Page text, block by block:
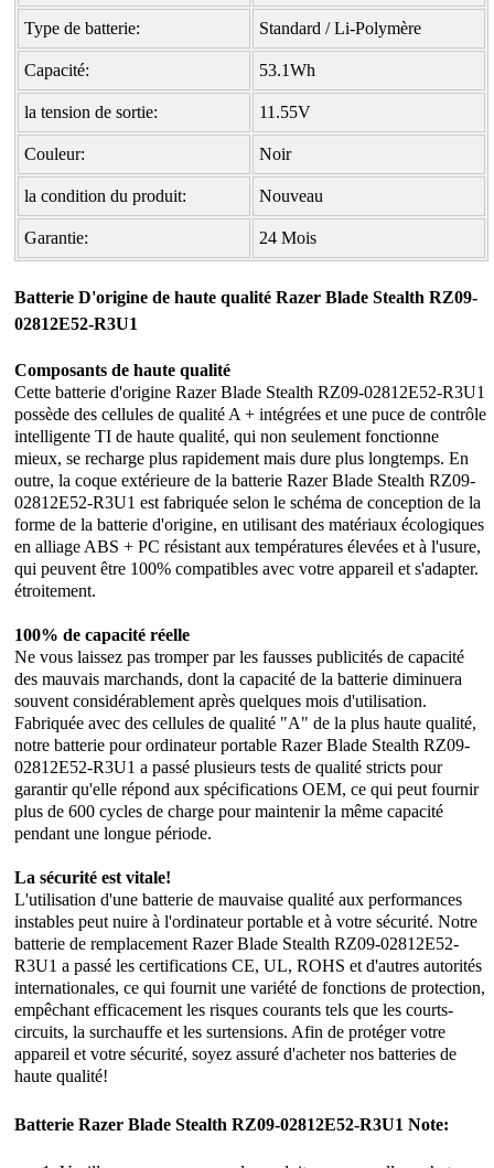
Type de batterie: Standard / Li-Polymère
Capacité: 53.1Wh
la tension de sortie: 11.55V
Couleur: Noir
la condition du produit: Nouveau
Garantie: 24 Mois
Batterie D'origine de haute qualité Razer Blade Stealth RZ09-
02812E52-R3U1
Composants de haute qualité
Cettebatterie d'origine Razer Blade Stealth RZ09-02812E52-R3U1
possède des cellules de qualité A + intégrées et une puce de contrôle
intelligente TI de haute qualité, qui non seulement fonctionne
mieux, se recharge plus rapidement mais dure plus longtemps. En
outre, la coque extérieure de la batterie Razer Blade Stealth RZ09-
02812E52-R3U1 est fabriquée selon le schéma de conception de la
forme de la batterie d'origine, en utilisant des matériaux écologiques
en alliage ABS + PC résistant aux températures élevées et à l'usure,
qui peuvent être 100% compatibles avec votre appareil et s'adapter.
étroitement.
100% de capacité réelle
Ne vous laissez pas tromper par les fausses publicités de capacité
des mauvais marchands, dont la capacité de la batterie diminuera
souvent considérablement après quelques mois d'utilisation.
Fabriquée avec des cellules de qualité "A" de la plus haute qualité,
notre batterie pour ordinateur portable Razer Blade Stealth RZ09-
02812E52-R3U1 a passé plusieurs tests de qualité stricts pour
garantir qu'elle répond aux spécifications OEM, ce qui peut fournir
plus de 600 cycles de charge pour maintenir la même capacité
pendant une longue période.
La sécurité est vitale!
L'utilisation d'une batterie de mauvaise qualité aux performances
instables peut nuire à l'ordinateur portable et à votre sécurité. Notre
batterie de remplacement Razer Blade Stealth RZ09-02812E52-
R3U1 a passé les certifications CE, UL, ROHS et d'autres autorités
internationales, ce qui fournit une variété de fonctions de protection,
empêchant efficacement les risques courants tels que les courts-
circuits, la surchauffe et les surtensions. Afin de protéger votre
appareil et votre sécurité, soyez assuré d'acheter nos batteries de
haute qualité!
Batterie Razer Blade Stealth RZ09-02812E52-R3U1 Note: